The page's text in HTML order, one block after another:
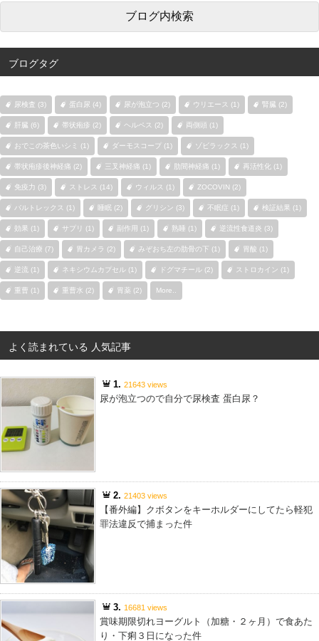
ブログタグ
尿検査 (3) 蛋白尿 (4) 尿が泡立つ (2) ウリエース (1) 腎臓 (2)
肝臓 (6) 帯状疱疹 (2) ヘルペス (2) 両側頭 (1)
おでこの茶色いシミ (1) ダーモスコープ (1) ゾビラックス (1)
帯状疱疹後神経痛 (2) 三叉神経痛 (1) 肋間神経痛 (1) 再活性化 (1)
免疫力 (3) ストレス (14) ウィルス (1) ZOCOVIN (2)
バルトレックス (1) 睡眠 (2) グリシン (3) 不眠症 (1) 検証結果 (1)
効果 (1) サプリ (1) 副作用 (1) 熟睡 (1) 逆流性食道炎 (3)
自己治療 (7) 胃カメラ (2) みぞおち左の肋骨の下 (1) 胃酸 (1)
逆流 (1) ネキシウムカプセル (1) ドグマチール (2) ストロカイン (1)
重曹 (1) 重曹水 (2) 胃薬 (2) More..
よく読まれている 人気記事
1. 21643 views
尿が泡立つので自分で尿検査 蛋白尿？
2. 21403 views
【番外編】クボタンをキーホルダーにしてたら軽犯
罪法違反で捕まった件
3. 16681 views
賞味期限切れヨーグルト（加糖・２ヶ月）で食あた
り・下痢３日になった件